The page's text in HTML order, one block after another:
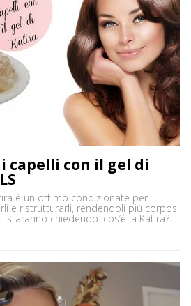
capelli con il gel di
è un ottimo condizionate per
e ristrutturarli, rendendoli più corposi
staranno chiedendo: cos’è la Katira?
è una resina gelificante naturale
di Astragalus gummifer, un piccolo